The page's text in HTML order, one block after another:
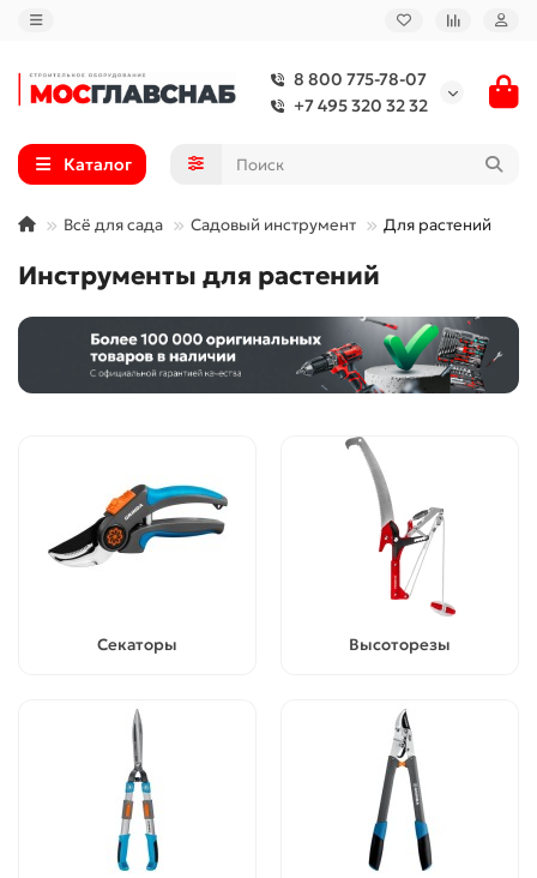
8 800 775-78-07
+7 495 320 32 32
Каталог
Всё для сада Садовый инструмент Для растений
Инструменты для растений
Секаторы Высоторезы